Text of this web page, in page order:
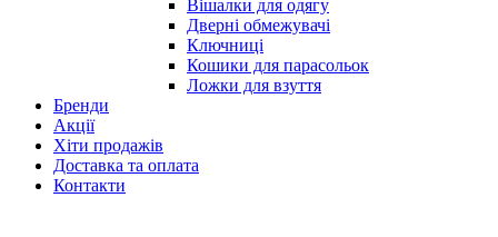
Вішалки для одягу
Дверні обмежувачі
Ключниці
Кошики для парасольок
Ложки для взуття
Бренди
Акції
Хіти продажів
Доставка та оплата
Контакти